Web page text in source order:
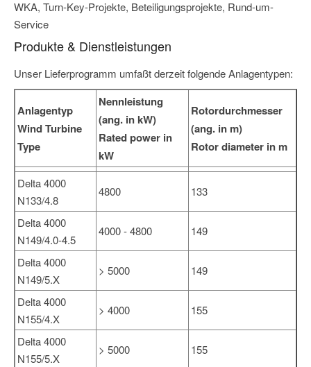
WKA, Turn-Key-Projekte, Beteiligungsprojekte, Rund-um-
Service
Produkte & Dienstleistungen
Unser Lieferprogramm umfaßt derzeit folgende Anlagentypen:
Anlagentyp
Wind Turbine
Type
Nennleistung
(ang. in kW)
Rated power in
kW
Rotordurchmesser
(ang. in m)
Rotor diameter in m
Delta 4000
N133/4.8
4800 133
Delta 4000
N149/4.0-4.5
4000 - 4800 149
Delta 4000
N149/5.X
> 5000 149
Delta 4000
N155/4.X
> 4000 155
Delta 4000
N155/5.X
> 5000 155